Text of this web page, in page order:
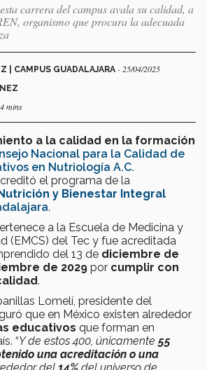
carrera del campus avala su calidad, a
organismo que procura la adecuada
| CAMPUS GUADALAJARA - 25/04/2025
mins
a la calidad en la formación
Nacional para la Calidad de
en Nutriología A.C.
el programa de la
y Bienestar Integral
.
a la Escuela de Medicina y
(EMCS) del Tec y fue acreditada
del 13 de diciembre de
de 2029 por cumplir con
.
Lomelí, presidente del
que en México existen alrededor
educativos que forman en
“Y de estos 400, únicamente 55
una acreditación o una